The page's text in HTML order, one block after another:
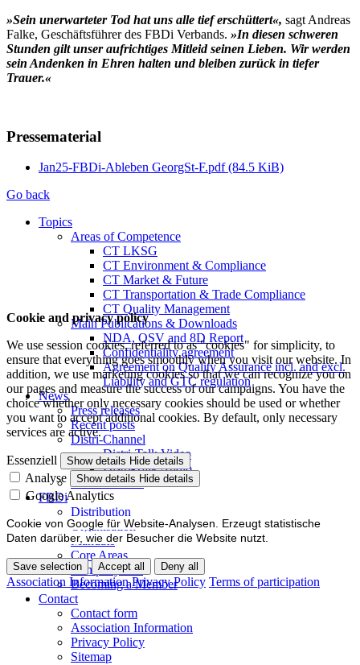
»Sein unerwarteter Tod hat uns alle tief erschüttert«, sagt Andreas
Falke, Geschäftsführer des FBDi Verbands. »In diesen schweren
Stunden gilt unser aufrichtiges Mitleid seinen Lieben. Wir werden
sein Andenken in Ehren halten und bleiben zurück in tiefer
Trauer.«
Pressematerial
Jan25-FBDi-Ableben GeorgSt-F.pdf(84.5 KiB)
Go back
Topics
Areas of Competence
CT LKSG
CT Environment & Compliance
CT Market & Future
CT Transportation & Trade Compliance
CT Quality Management
Main Publications & Downloads
NDA, QSV and 8D Report
Confidentiality agreement
Agreement on Quality Assurance incl. and excl.
Liability and GTC regulation
News
Press releases
Recent posts
Distri-Channel
Distri-Talk Video
Distri-Talk Audio
Events / Dates
FBDi
Distribution
Organisation
Mandate
Core Areas
Company lists
Becoming a Member
Contact
Contact form
Association Information
Privacy Policy
Sitemap
Cookie and privacy policy
We use session cookies, referred to as "cookies" for simplicity, to
ensure that everything goes smoothly when you visit our website. In
addition, we use marketing cookies so that we can recognize you on
our pages and measure the success of our campaigns. You have the
choice whether only necessary cookies should be used or whether
you want to accept additional cookies. By default, only necessary
services are active.
Essenziell Show details Hide details
Analyse Show details Hide details
Google Analytics
Cookie von Google für Website-Analysen. Erzeugt statistische
Daten darüber, wie der Besucher die Website nutzt.
Save selection Accept all Deny all
Association Information Privacy Policy Terms of participation